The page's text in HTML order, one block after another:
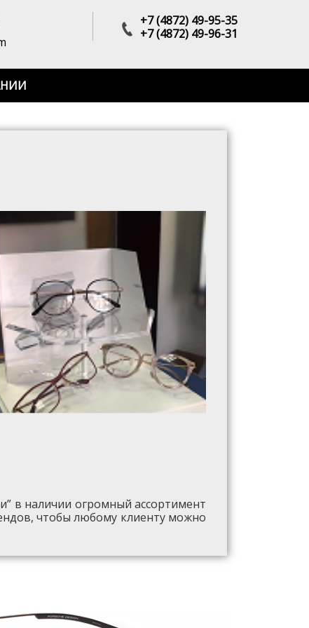
+7 (4872) 49-95-35
+7 (4872) 49-96-31
в наличии огромный ассортимент
чтобы любому клиенту можно